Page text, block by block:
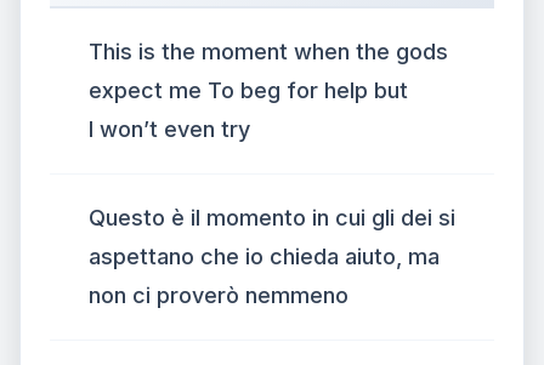
This is the moment when the gods
expect me To beg for help but
I won’t even try
Questo è il momento in cui gli dei si
aspettano che io chieda aiuto, ma
non ci proverò nemmeno